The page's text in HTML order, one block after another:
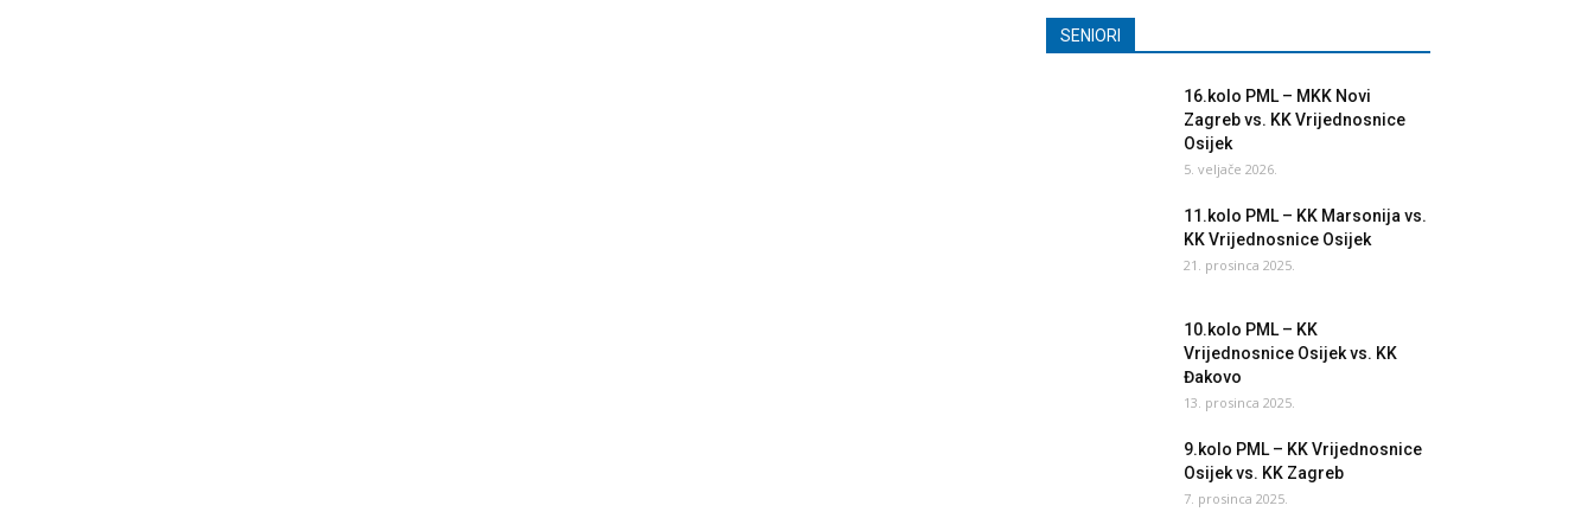
SENIORI
16.kolo PML – MKK Novi
Zagreb vs. KK Vrijednosnice
Osijek
5. veljače 2026.
11.kolo PML – KK Marsonija vs.
KK Vrijednosnice Osijek
21. prosinca 2025.
10.kolo PML – KK
Vrijednosnice Osijek vs. KK
Đakovo
13. prosinca 2025.
9.kolo PML – KK Vrijednosnice
Osijek vs. KK Zagreb
7. prosinca 2025.